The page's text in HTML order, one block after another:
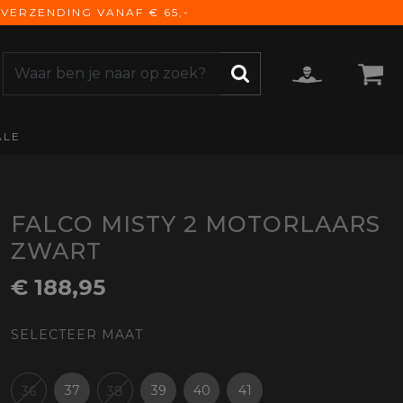
VANAF € 65,-
FALCO MISTY 2 MOTORLAARS
ZWART
€ 188,95
SELECTEER MAAT
36 37 38 39 40 41